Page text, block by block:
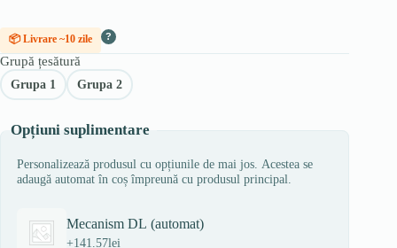
📦 Livrare ~10 zile ?
Grupă țesătură
Grupa 1 Grupa 2
Opțiuni suplimentare
Personalizează produsul cu opțiunile de mai jos. Acestea se
adaugă automat în coș împreună cu produsul principal.
Mecanism DL (automat)
+141.57lei